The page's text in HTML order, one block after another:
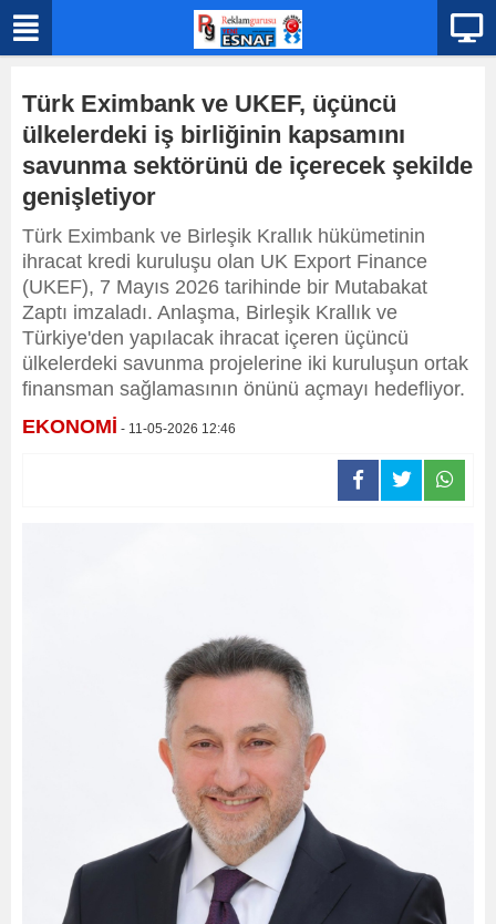
Türk Eximbank ve UKEF, üçüncü
ülkelerdeki iş birliğinin kapsamını
savunma sektörünü de içerecek şekilde
genişletiyor
Türk Eximbank ve Birleşik Krallık hükümetinin
ihracat kredi kuruluşu olan UK Export Finance
(UKEF), 7 Mayıs 2026 tarihinde bir Mutabakat
Zaptı imzaladı. Anlaşma, Birleşik Krallık ve
Türkiye'den yapılacak ihracat içeren üçüncü
ülkelerdeki savunma projelerine iki kuruluşun ortak
finansman sağlamasının önünü açmayı hedefliyor.
EKONOMİ - 11-05-2026 12:46